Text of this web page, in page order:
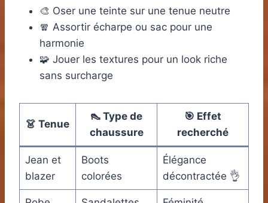
🎨 Oser une teinte sur une tenue neutre
🧣 Assortir écharpe ou sac pour une
harmonie
🧩 Jouer les textures pour un look riche
sans surcharge
👗 Tenue
👠 Type de
chaussure
🎯 Effet
recherché
Jean et
blazer
Boots
colorées
Élégance
décontractée 👌